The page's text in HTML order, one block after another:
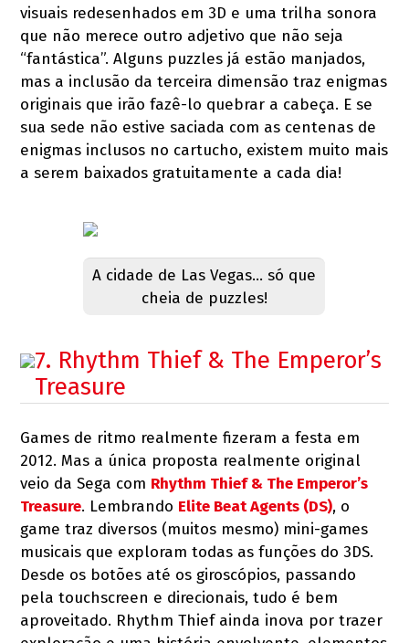
visuais redesenhados em 3D e uma trilha sonora
que não merece outro adjetivo que não seja
“fantástica”. Alguns puzzles já estão manjados,
mas a inclusão da terceira dimensão traz enigmas
originais que irão fazê-lo quebrar a cabeça. E se
sua sede não estive saciada com as centenas de
enigmas inclusos no cartucho, existem muito mais
a serem baixados gratuitamente a cada dia!
A cidade de Las Vegas... só que
cheia de puzzles!
7. Rhythm Thief & The Emperor’s
Treasure
Games de ritmo realmente fizeram a festa em
2012. Mas a única proposta realmente original
veio da Sega com Rhythm Thief & The Emperor’s
Treasure. Lembrando Elite Beat Agents (DS), o
game traz diversos (muitos mesmo) mini-games
musicais que exploram todas as funções do 3DS.
Desde os botões até os giroscópios, passando
pela touchscreen e direcionais, tudo é bem
aproveitado. Rhythm Thief ainda inova por trazer